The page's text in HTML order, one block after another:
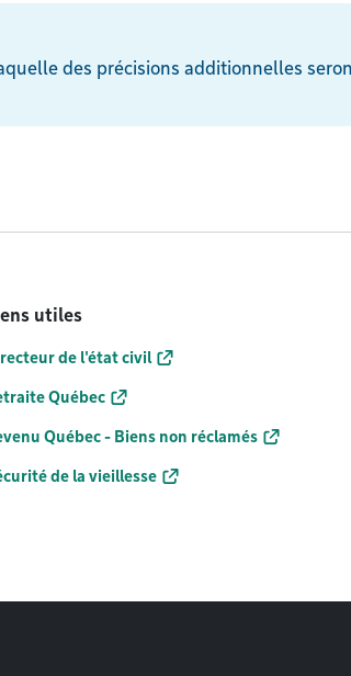
des précisions additionnelles
utiles
de l'état civil
Québec
Québec - Biens non réclamés
de la vieillesse